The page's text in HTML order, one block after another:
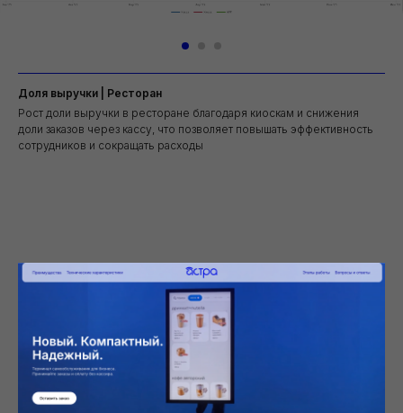
Доля выручки | Ресторан
Рост доли выручки в ресторане благодаря киоскам и снижения
доли заказов через кассу, что позволяет повышать эффективность
сотрудников и сокращать расходы
Преимущества
Цена
За счет более простых процессов и наличия